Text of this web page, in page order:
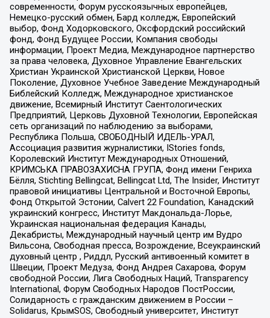
современности, Форум русскоязычных европейцев,
Немецко-русский обмен, Бард колледж, Европейский
выбор, Фонд Ходорковского, Оксфордский российский
фонд, Фонд Будущее России, Компания свободы
информации, Проект Медиа, Международное партнерство
за права человека, Духовное Управление Евангельских
Христиан Украинской Христианской Церкви, Новое
Поколение, Духовное Учебное Заведение Международный
Библейский Колледж, Международное христианское
движение, Всемирный Институт Саентологических
Предприятий, Церковь Духовной Технологии, Европейская
сеть организаций по наблюдению за выборами,
Республика Польша, СВОБОДНЫЙ ИДЕЛЬ-УРАЛ,
Ассоциация развития журналистики, IStories fonds,
Королевский Институт Международных Отношений,
КРИМСЬКА ПРАВОЗАХИСНА ГРУПА, Фонд имени Генриха
Бёлля, Stichting Bellingcat, Bellingcat Ltd, The Insider, Институт
правовой инициативы Центральной и Восточной Европы,
Фонд Открытой Эстонии, Calvert 22 Foundation, Канадский
украинский конгресс, Институт Макдональда-Лорье,
Украинская национальная федерация Канады,
Декабристы, Международный научный центр им Вудро
Вильсона, Свободная пресса, Возрождение, Всеукраинский
духовный центр , Риддл, Русский антивоенный комитет в
Швеции, Проект Медуза, Фонд Андрея Сахарова, Форум
свободной России, Лига Свободных Наций, Transparеncy
International, Форум Свободных Народов ПостРоссии,
Солидарность с гражданским движением в России –
Solidarus, КрымSOS, Свободный университет, Институт